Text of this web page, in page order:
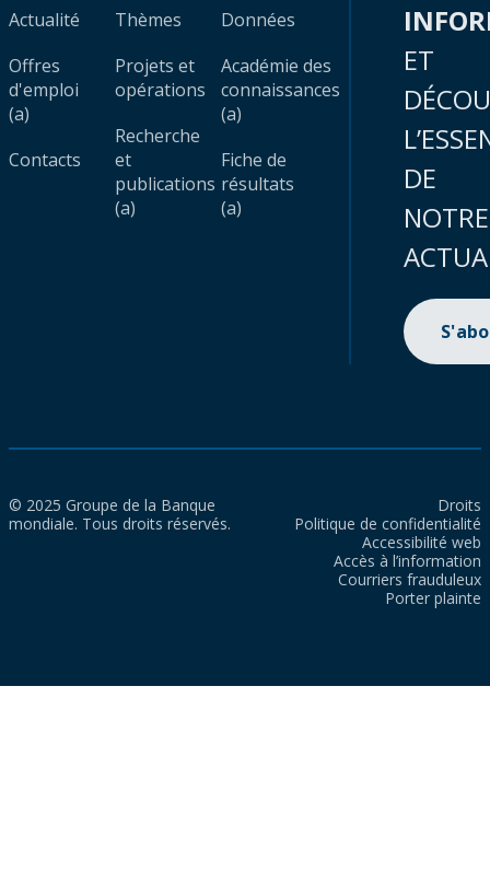
Actualité
Offres
d'emploi
(a)
Contacts
Thèmes
Projets et
opérations
Recherche
et
publications
(a)
Données
Académie des
connaissances
(a)
Fiche de
résultats
(a)
ET
DE
NOTRE
© 2025 Groupe de la Banque
mondiale. Tous droits réservés.
Droits
Politique de confidentialité
Accessibilité web
Accès à l’information
Courriers frauduleux
Porter plainte